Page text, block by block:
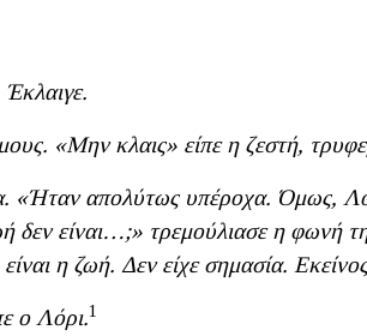
«Μην κλαις» είπε η ζεστή,
«Ήταν απολύτως υπέροχα. Όμως,
δεν είναι…;» τρεμούλιασε η φωνή
η ζωή. Δεν είχε σημασία.
ο Λόρι.1